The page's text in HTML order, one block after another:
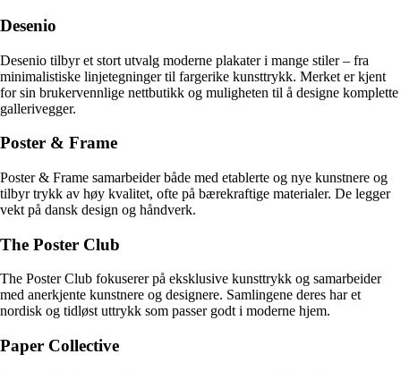
Desenio
Desenio tilbyr et stort utvalg moderne plakater i mange stiler – fra
minimalistiske linjetegninger til fargerike kunsttrykk. Merket er kjent
for sin brukervennlige nettbutikk og muligheten til å designe komplette
gallerivegger.
Poster & Frame
Poster & Frame samarbeider både med etablerte og nye kunstnere og
tilbyr trykk av høy kvalitet, ofte på bærekraftige materialer. De legger
vekt på dansk design og håndverk.
The Poster Club
The Poster Club fokuserer på eksklusive kunsttrykk og samarbeider
med anerkjente kunstnere og designere. Samlingene deres har et
nordisk og tidløst uttrykk som passer godt i moderne hjem.
Paper Collective